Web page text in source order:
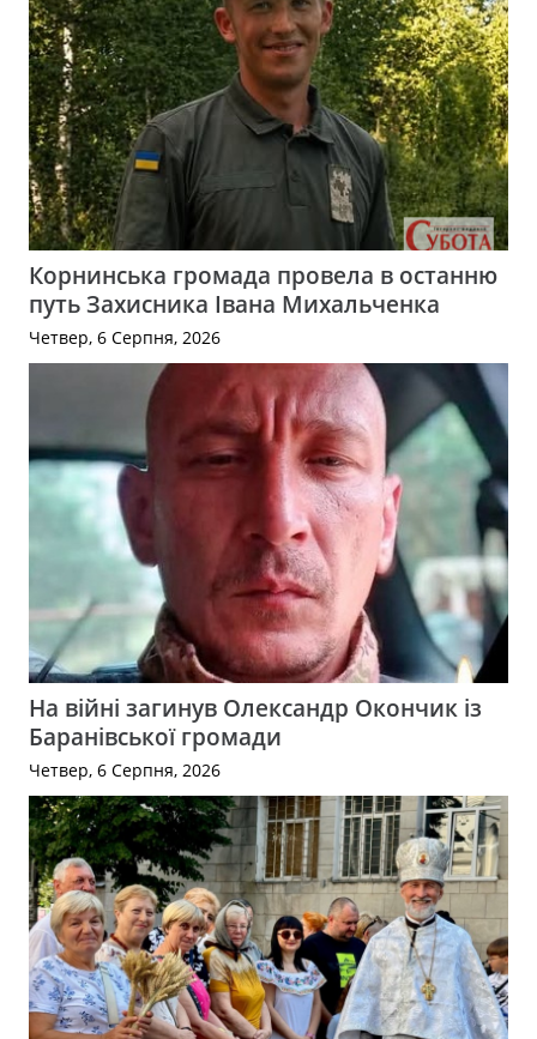
Корнинська громада провела в останню
путь Захисника Івана Михальченка
Четвер, 6 Серпня, 2026
На війні загинув Олександр Окончик із
Баранівської громади
Четвер, 6 Серпня, 2026